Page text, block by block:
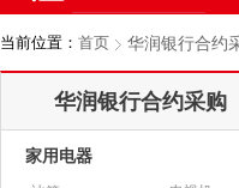
当前位置： 首页 华润银行合约
华润银行合约采购
家用电器